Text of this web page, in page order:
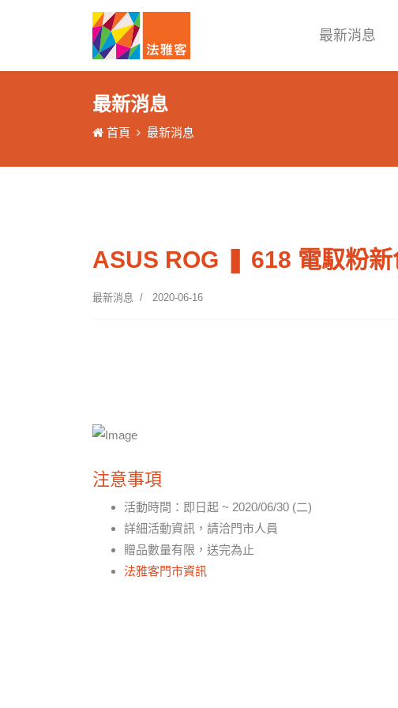
最新消息
最新消息
首頁 最新消息
ASUS ROG ❚ 618 電馭粉新
最新消息 2020-06-16
注意事項
活動時間：即日起 ~ 2020/06/30 (二)
詳細活動資訊，請洽門市人員
贈品數量有限，送完為止
法雅客門市資訊